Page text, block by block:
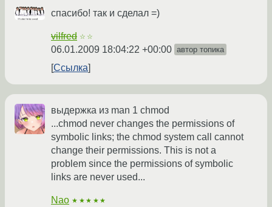
спасибо! так и сделал =)
vilfred ☆☆
06.01.2009 18:04:22 +00:00 автор топика
Ссылка
выдержка из man 1 chmod
...chmod never changes the permissions of
symbolic links; the chmod system call cannot
change their permissions. This is not a
problem since the permissions of symbolic
links are never used...
Nao ★★★★★